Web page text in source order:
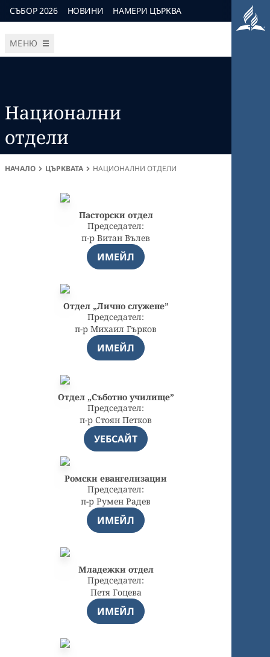
СЪБОР 2026 НОВИНИ НАМЕРИ ЦЪРКВА
МЕНЮ
Национални
отдели
НАЧАЛО ЦЪРКВАТА НАЦИОНАЛНИ ОТДЕЛИ
Пасторски отдел
Председател:
п-р Витан Вълев
ИМЕЙЛ
Отдел „Лично служене”
Председател:
п-р Михаил Гърков
ИМЕЙЛ
Отдел „Съботно училище”
Председател:
п-р Стоян Петков
УЕБСАЙТ
Ромски евангелизации
Председател:
п-р Румен Радев
ИМЕЙЛ
Младежки отдел
Председател:
Петя Гоцева
ИМЕЙЛ